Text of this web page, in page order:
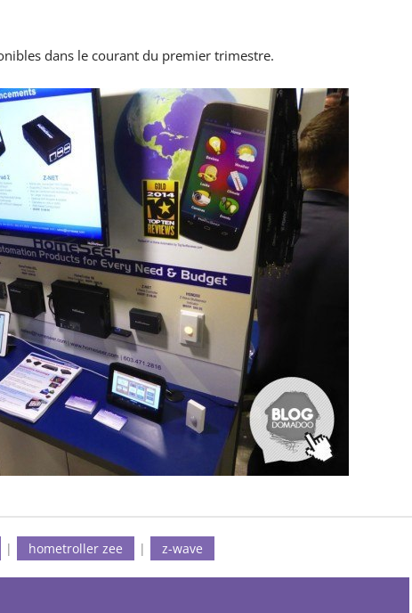
dans le courant du premier trimestre.
| hometroller zee | z-wave